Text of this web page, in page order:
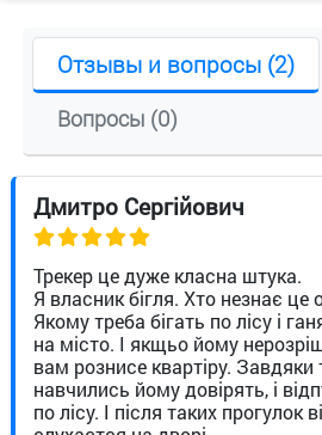
Отзывы и вопросы (2)
Вопросы (0)
Дмитро Сергійович
Трекер це дуже класна штука.
Я власник бігля. Хто незнає це
Якому треба бігать по лісу і
на місто. І якщьо йому
вам рознисе квартіру. Завдяки
навчились йому довірять, і
по лісу. І після таких